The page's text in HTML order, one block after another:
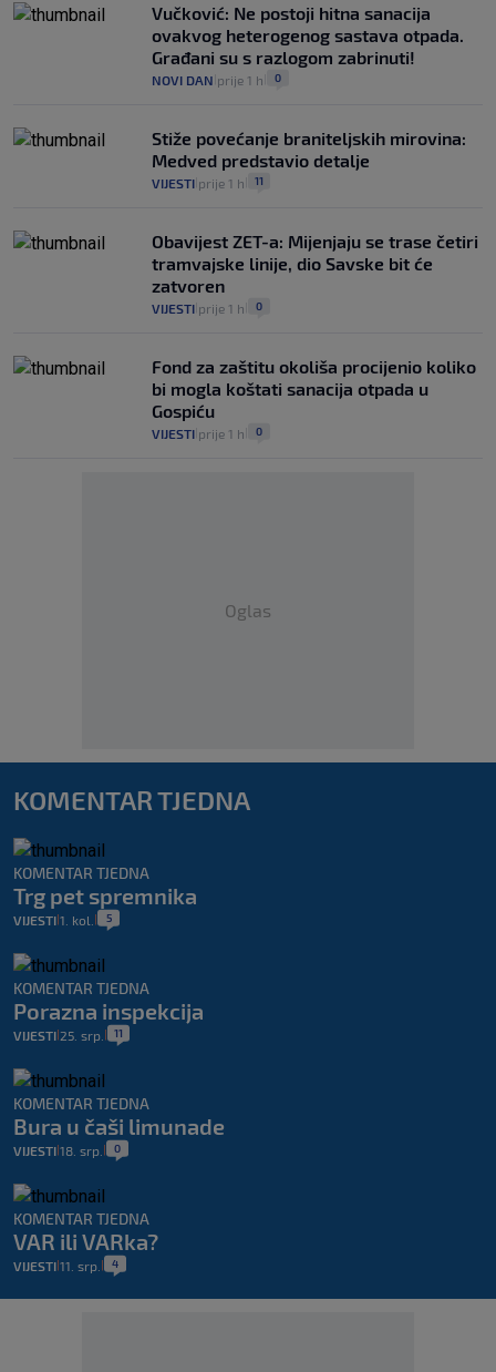
Vučković: Ne postoji hitna sanacija
ovakvog heterogenog sastava otpada.
Građani su s razlogom zabrinuti!
NOVI DAN prije 1 h 0
Stiže povećanje braniteljskih mirovina:
Medved predstavio detalje
VIJESTI prije 1 h 11
Obavijest ZET-a: Mijenjaju se trase četiri
tramvajske linije, dio Savske bit će
zatvoren
VIJESTI prije 1 h 0
Fond za zaštitu okoliša procijenio koliko
bi mogla koštati sanacija otpada u
Gospiću
VIJESTI prije 1 h 0
Oglas
KOMENTAR TJEDNA
KOMENTAR TJEDNA
Trg pet spremnika
VIJESTI 1. kol. 5
KOMENTAR TJEDNA
Porazna inspekcija
VIJESTI 25. srp. 11
KOMENTAR TJEDNA
Bura u čaši limunade
VIJESTI 18. srp. 0
KOMENTAR TJEDNA
VAR ili VARka?
VIJESTI 11. srp. 4